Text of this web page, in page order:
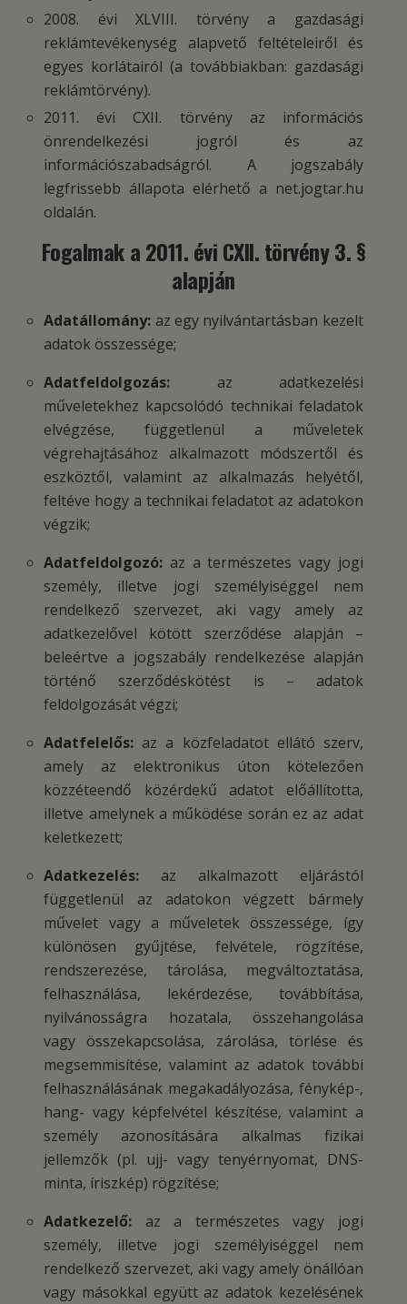
2008. évi XLVIII. törvény a gazdasági
reklámtevékenység alapvető feltételeiről és
egyes korlátairól (a továbbiakban: gazdasági
reklámtörvény).
2011. évi CXII. törvény az információs
önrendelkezési jogról és az
információszabadságról. A jogszabály
legfrissebb állapota elérhető a net.jogtar.hu
oldalán.
Fogalmak a 2011. évi CXII. törvény 3. §
alapján
Adatállomány: az egy nyilvántartásban kezelt
adatok összessége;
Adatfeldolgozás: az adatkezelési
műveletekhez kapcsolódó technikai feladatok
elvégzése, függetlenül a műveletek
végrehajtásához alkalmazott módszertől és
eszköztől, valamint az alkalmazás helyétől,
feltéve hogy a technikai feladatot az adatokon
végzik;
Adatfeldolgozó: az a természetes vagy jogi
személy, illetve jogi személyiséggel nem
rendelkező szervezet, aki vagy amely az
adatkezelővel kötött szerződése alapján –
beleértve a jogszabály rendelkezése alapján
történő szerződéskötést is – adatok
feldolgozását végzi;
Adatfelelős: az a közfeladatot ellátó szerv,
amely az elektronikus úton kötelezően
közzéteendő közérdekű adatot előállította,
illetve amelynek a működése során ez az adat
keletkezett;
Adatkezelés: az alkalmazott eljárástól
függetlenül az adatokon végzett bármely
művelet vagy a műveletek összessége, így
különösen gyűjtése, felvétele, rögzítése,
rendszerezése, tárolása, megváltoztatása,
felhasználása, lekérdezése, továbbítása,
nyilvánosságra hozatala, összehangolása
vagy összekapcsolása, zárolása, törlése és
megsemmisítése, valamint az adatok további
felhasználásának megakadályozása, fénykép-,
hang- vagy képfelvétel készítése, valamint a
személy azonosítására alkalmas fizikai
jellemzők (pl. ujj- vagy tenyérnyomat, DNS-
minta, íriszkép) rögzítése;
Adatkezelő: az a természetes vagy jogi
személy, illetve jogi személyiséggel nem
rendelkező szervezet, aki vagy amely önállóan
vagy másokkal együtt az adatok kezelésének